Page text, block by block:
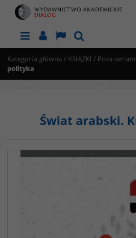
MenuPanelLangSzukaj
Kategoria główna / KSIĄŻKI / Poza seriami
polityka
Świat arabski.